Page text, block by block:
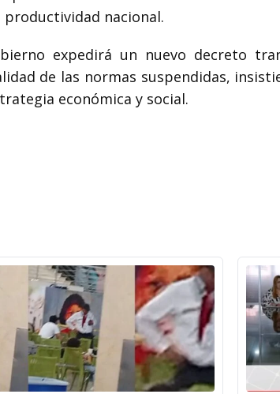
nacional.
expedirá un nuevo decreto
de las normas suspendidas,
económica y social.